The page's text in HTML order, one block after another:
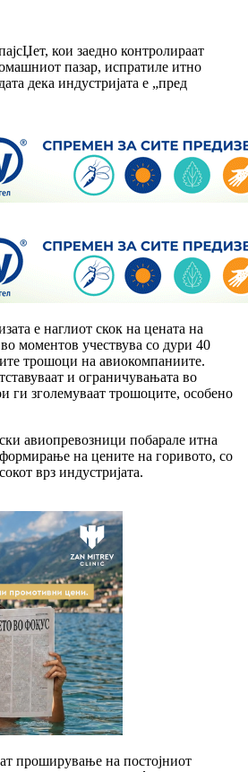
кои заедно контролираат
пазар, испратиле итно
дека индустријата е „пред
е наглиот скок на цената на
моментов учествува со дури 40
трошоци на авиокомпаниите.
и ограничувањата во
ги зголемуваат трошоците, особено
авиопревозници побарале итна
на цените на горивото, со
врз индустријата.
проширување на постојниот